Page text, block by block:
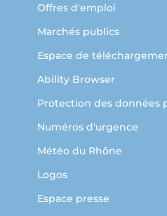
Offres d'emploi
Marchés publics
Espace de
Ability Browser
Protection des données
Numéros d'urgence
Météo du Rhône
Logos
Espace presse